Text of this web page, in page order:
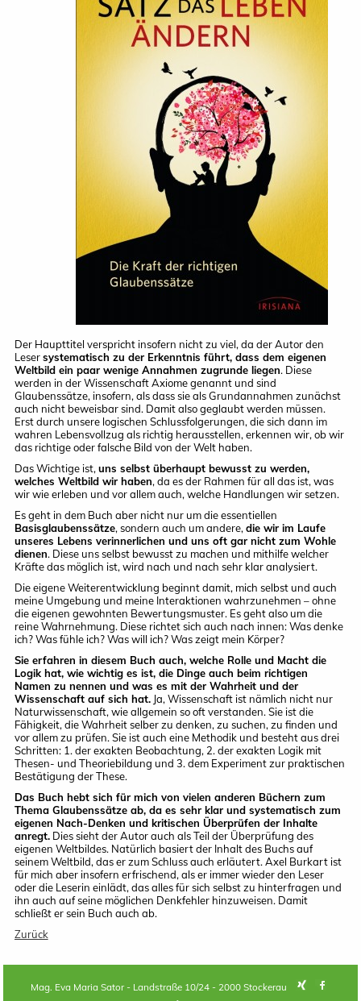
Der Haupttitel verspricht insofern nicht zu viel, da der Autor den
Lesersystematisch zu der Erkenntnis führt, dass dem eigenen
Weltbild ein paar wenige Annahmen zugrunde liegen. Diese
werden in der Wissenschaft Axiome genannt und sind
Glaubenssätze, insofern, als dass sie als Grundannahmen zunächst
auch nicht beweisbar sind. Damit also geglaubt werden müssen.
Erst durch unsere logischen Schlussfolgerungen, die sich dann im
wahren Lebensvollzug als richtig herausstellen, erkennen wir, ob wir
das richtige oder falsche Bild von der Welt haben.
Das Wichtige ist, uns selbst überhaupt bewusst zu werden,
welches Weltbild wir haben, da es der Rahmen für all das ist, was
wir wie erleben und vor allem auch, welche Handlungen wir setzen.
Es geht in dem Buch aber nicht nur um die essentiellen
Basisglaubenssätze, sondern auch um andere, die wir im Laufe
unseres Lebens verinnerlichen und uns oft gar nicht zum Wohle
dienen. Diese uns selbst bewusst zu machen und mithilfe welcher
Kräfte das möglich ist, wird nach und nach sehr klar analysiert.
Die eigene Weiterentwicklung beginnt damit, mich selbst und auch
meine Umgebung und meine Interaktionen wahrzunehmen – ohne
die eigenen gewohnten Bewertungsmuster. Es geht also um die
reine Wahrnehmung. Diese richtet sich auch nach innen: Was denke
ich? Was fühle ich? Was will ich? Was zeigt mein Körper?
Sie erfahren in diesem Buch auch, welche Rolle und Macht die
Logik hat, wie wichtig es ist, die Dinge auch beim richtigen
Namen zu nennen und was es mit der Wahrheit und der
Wissenschaft auf sich hat.Ja, Wissenschaft ist nämlich nicht nur
Naturwissenschaft, wie allgemein so oft verstanden. Sie ist die
Fähigkeit, die Wahrheit selber zu denken, zu suchen, zu finden und
vor allem zu prüfen. Sie ist auch eine Methodik und besteht aus drei
Schritten: 1. der exakten Beobachtung, 2. der exakten Logik mit
Thesen- und Theoriebildung und 3. dem Experiment zur praktischen
Bestätigung der These.
Das Buch hebt sich für mich von vielen anderen Büchern zum
Thema Glaubenssätze ab, da es sehr klar und systematisch zum
eigenen Nach-Denken und kritischen Überprüfen der Inhalte
anregt.Dies sieht der Autor auch als Teil der Überprüfung des
eigenen Weltbildes. Natürlich basiert der Inhalt des Buchs auf
seinem Weltbild, das er zum Schluss auch erläutert. Axel Burkart ist
für mich aber insofern erfrischend, als er immer wieder den Leser
oder die Leserin einlädt, das alles für sich selbst zu hinterfragen und
ihn auch auf seine möglichen Denkfehler hinzuweisen. Damit
schließt er sein Buch auch ab.
Zurück
Mag. Eva Maria Sator - Landstraße 10/24 - 2000 Stockerau